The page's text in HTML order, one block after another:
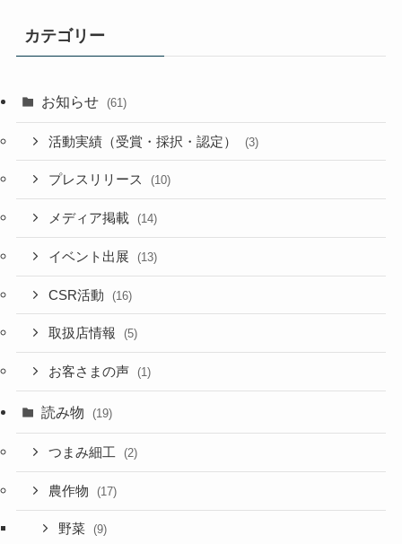
カテゴリー
お知らせ (61)
活動実績（受賞・採択・認定） (3)
プレスリリース (10)
メディア掲載 (14)
イベント出展 (13)
CSR活動 (16)
取扱店情報 (5)
お客さまの声 (1)
読み物 (19)
つまみ細工 (2)
農作物 (17)
野菜 (9)